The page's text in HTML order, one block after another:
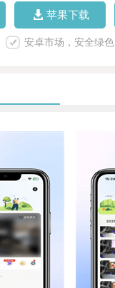
苹果下载
安卓市场，安全绿色